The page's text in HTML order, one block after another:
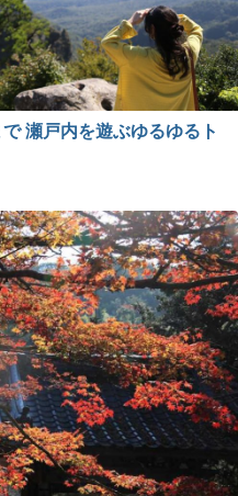
瀬戸内を遊ぶゆるゆるト